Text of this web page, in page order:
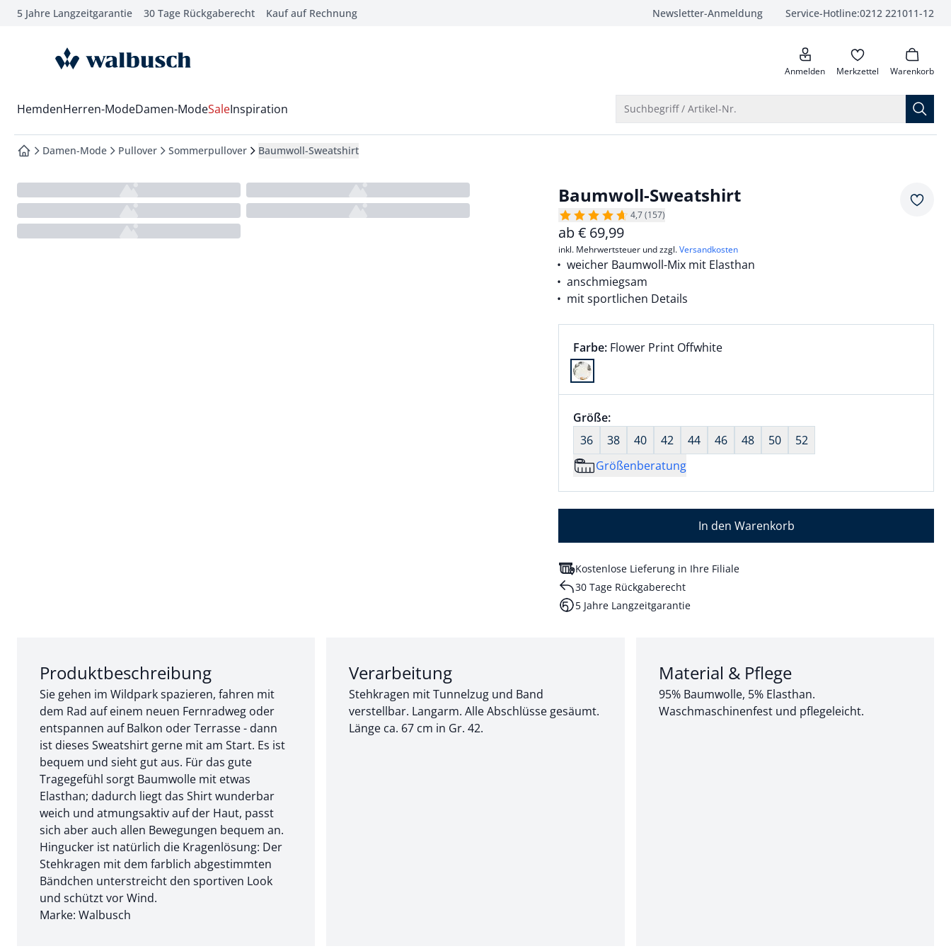
springen
springen
springen
5 Jahre Langzeitgarantie 30 Tage Rückgaberecht Kauf auf Rechnung Newsletter-Anmeldung Service-Hotline:0212 221011-12
anrufen
zur Startseite Anmelden Merkzettel Warenkorb
Wechsel in das Menü mit Pfeil-Runter Taste
HemdenHerren-ModeDamen-ModeSaleInspiration Suchbegriff / Artikel-Nr.
zur Startseite
Damen-Mode Pullover Sommerpullover Baumwoll-Sweatshirt
Baumwoll-Sweatshirt
4,7 (157)
ab€ 69,99
inkl. Mehrwertsteuer und zzgl.Versandkosten
weicher Baumwoll-Mix mit Elasthan
anschmiegsam
mit sportlichen Details
Farbauswahl:
Farbe: aktuell ausgewählt:
Flower Print Offwhite
Farbe Flower Print Offwhite ausgewählt
Größenauswahl:
Größe:nichts ausgewählt
36
38 40 42 44 46 48 50
52
Größenberatung
In den Warenkorb
Kostenlose Lieferung in Ihre Filiale
30 Tage Rückgaberecht
5 Jahre Langzeitgarantie
Abschnitt 1 von 3:
Produktbeschreibung
Sie gehen im Wildpark spazieren, fahren mit
dem Rad auf einem neuen Fernradweg oder
entspannen auf Balkon oder Terrasse - dann
ist dieses Sweatshirt gerne mit am Start. Es ist
bequem und sieht gut aus. Für das gute
Tragegefühl sorgt Baumwolle mit etwas
Elasthan; dadurch liegt das Shirt wunderbar
weich und atmungsaktiv auf der Haut, passt
sich aber auch allen Bewegungen bequem an.
Hingucker ist natürlich die Kragenlösung: Der
Stehkragen mit dem farblich abgestimmten
Bändchen unterstreicht den sportiven Look
und schützt vor Wind.
Marke: Walbusch
Abschnitt 2 von 3:
Verarbeitung
Stehkragen mit Tunnelzug und Band
verstellbar. Langarm. Alle Abschlüsse gesäumt.
Länge ca. 67 cm in Gr. 42.
Abschnitt 3 von 3:
Material & Pflege
95% Baumwolle, 5% Elasthan.
Waschmaschinenfest und pflegeleicht.